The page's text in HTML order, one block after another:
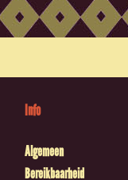
Info
Algemeen
Bereikbaarheid